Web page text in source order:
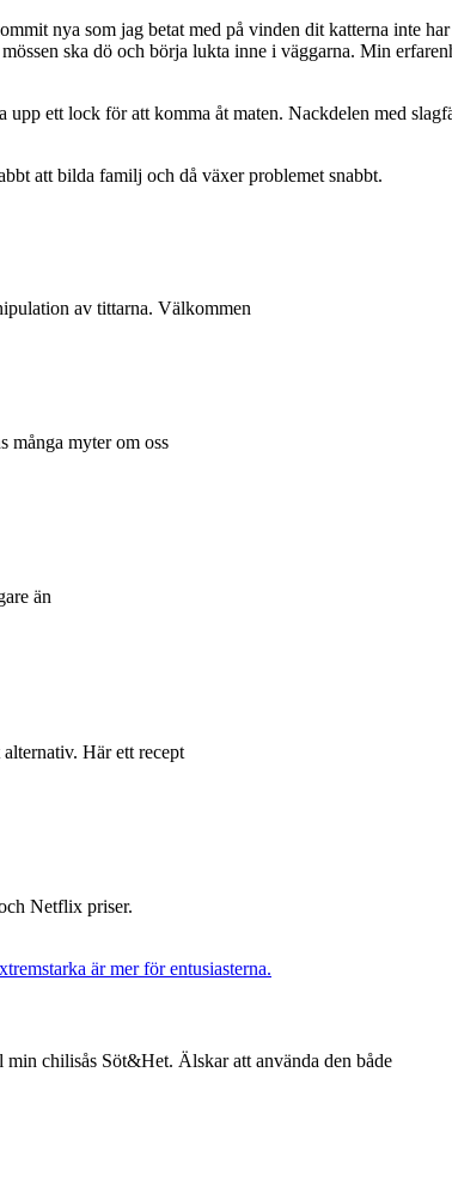
nya som jag betat med på vinden dit katterna inte
ska dö och börja lukta inne i väggarna. Min
ett lock för att komma åt maten. Nackdelen med
att bilda familj och då växer problemet snabbt.
av tittarna. Välkommen
många myter om oss
än
Här ett recept
Netflix priser.
chilisås Söt&Het. Älskar att använda den både